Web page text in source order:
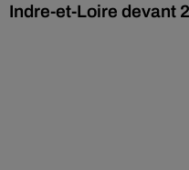
Indre-et-Loire devant